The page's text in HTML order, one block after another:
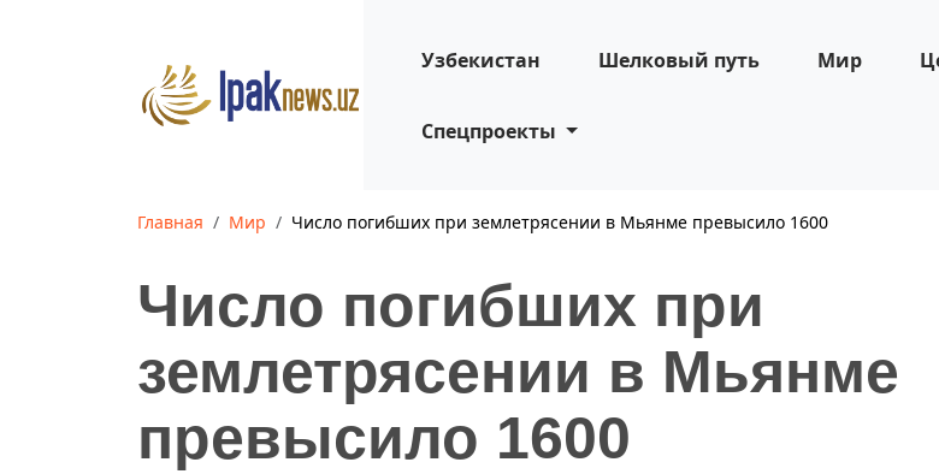
Узбекистан Шелковый путь Мир
Спецпроекты
Главная Мир Число погибших при землетрясении в Мьянме превысило 1600
Число погибших при
землетрясении в Мьянме
превысило 1600